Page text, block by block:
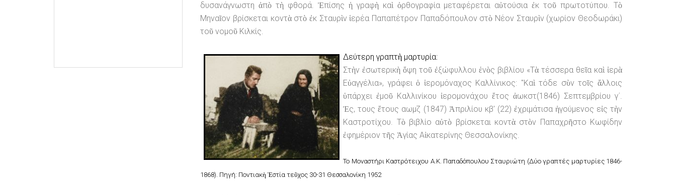
δυσανάγνωστη ἀπὸ τὴ φθορά. Ἐπίσης ἡ γραφὴ καὶ ὀρθογραφία μεταφέρεται αὐτούσια ἐκ τοῦ πρωτοτύπου. Τὸ
Μηναῖον βρίσκεται κοντὰ στὸ ἐκ Σταυρὶν ἱερέα Παπαπέτρον Παπαδόπουλον στὸ Νέον Σταυρὶν (χωρίον Θεοδωράκι)
τοῦ νομοῦ Κιλκίς.
Δεύτερη γραπτὴ μαρτυρία:
Στὴν ἐσωτερικὴ ὄψη τοῦ ἐξώφυλλου ἑνὸς βιβλίου «Τὰ τέσσερα θεῖα καὶ ἱερὰ
Εὐαγγέλια», γράφει ὁ ἱερομόναχος Καλλίνικος: "Καὶ τόδε σὺν τοῖς ἄλλοις
ὑπάρχει ἐμοῦ Καλλινίκου ἱερομονάχου ἔτος ἀωκστ(1846) Σεπτεμβρίου γ΄.
Ἐς, τους ἔτους αωμζ (1847) Ἀπριλίου κβ' (22) ἐχριμάτισα ἡγούμενος εἰς τὴν
Καστροτίχου. Τὸ βιβλίο αὐτὸ βρίσκεται κοντὰ στὸν Παπαχρῆστο Κωφίδην
ἐφημέριον τῆς Ἁγίας Αἰκατερίνης Θεσσαλονίκης.
Το Μοναστήρι Καστρότειχου Α.Κ. Παπαδόπουλου Σταυριώτη (Δύο γραπτές μαρτυρίες 1846-
1868). Πηγή: Ποντιακὴ Ἑστία τεῦχος 30-31 Θεσσαλονίκη 1952